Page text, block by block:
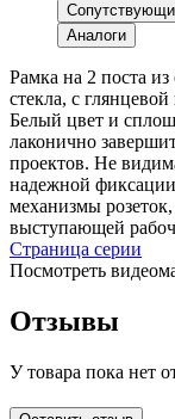
Аналоги
Рамка на 2 поста
стекла, с
Белый цвет и
лаконично
проектов. Не
надежной
механизмы
выступающей
Страница серии
Посмотреть
Отзывы
У товара пока нет